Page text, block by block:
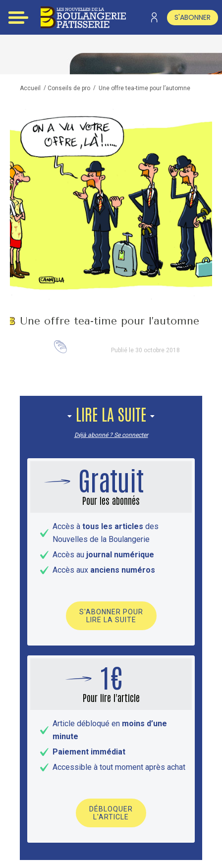
S'ABONNER
Accueil / Conseils de pro / Une offre tea-time pour l’automne
Une offre tea-time pour l’automne
Publié le 30 octobre 2018
LIRE LA SUITE
Déjà abonné ? Se connecter
Gratuit
Pour les abonnés
Accès à tous les articles des
Nouvelles de la Boulangerie
Accès au journal numérique
Accès aux anciens numéros
S'ABONNER POUR
LIRE LA SUITE
1€
Pour lire l'article
Article débloqué en moins d’une
minute
Paiement immédiat
Accessible à tout moment après achat
DÉBLOQUER
L'ARTICLE